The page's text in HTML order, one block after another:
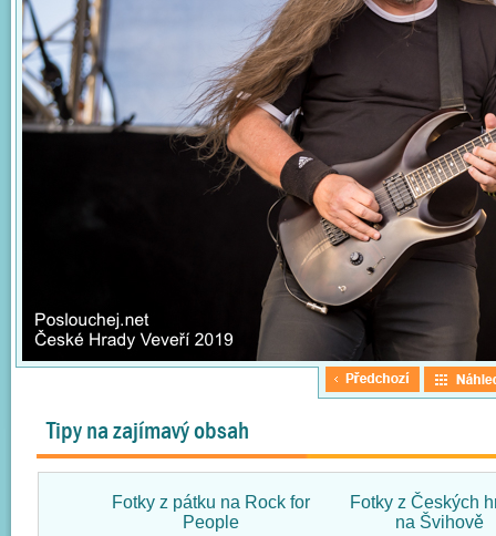
Tipy na zajímavý obsah
Fotky z pátku na Rock for
People
Fotky z Českých
na Švihově